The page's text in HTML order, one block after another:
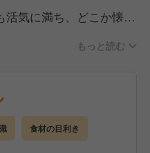
活気に満ち、どこか懐か
がしっかりサポートする
もっと読む
食材の目利き